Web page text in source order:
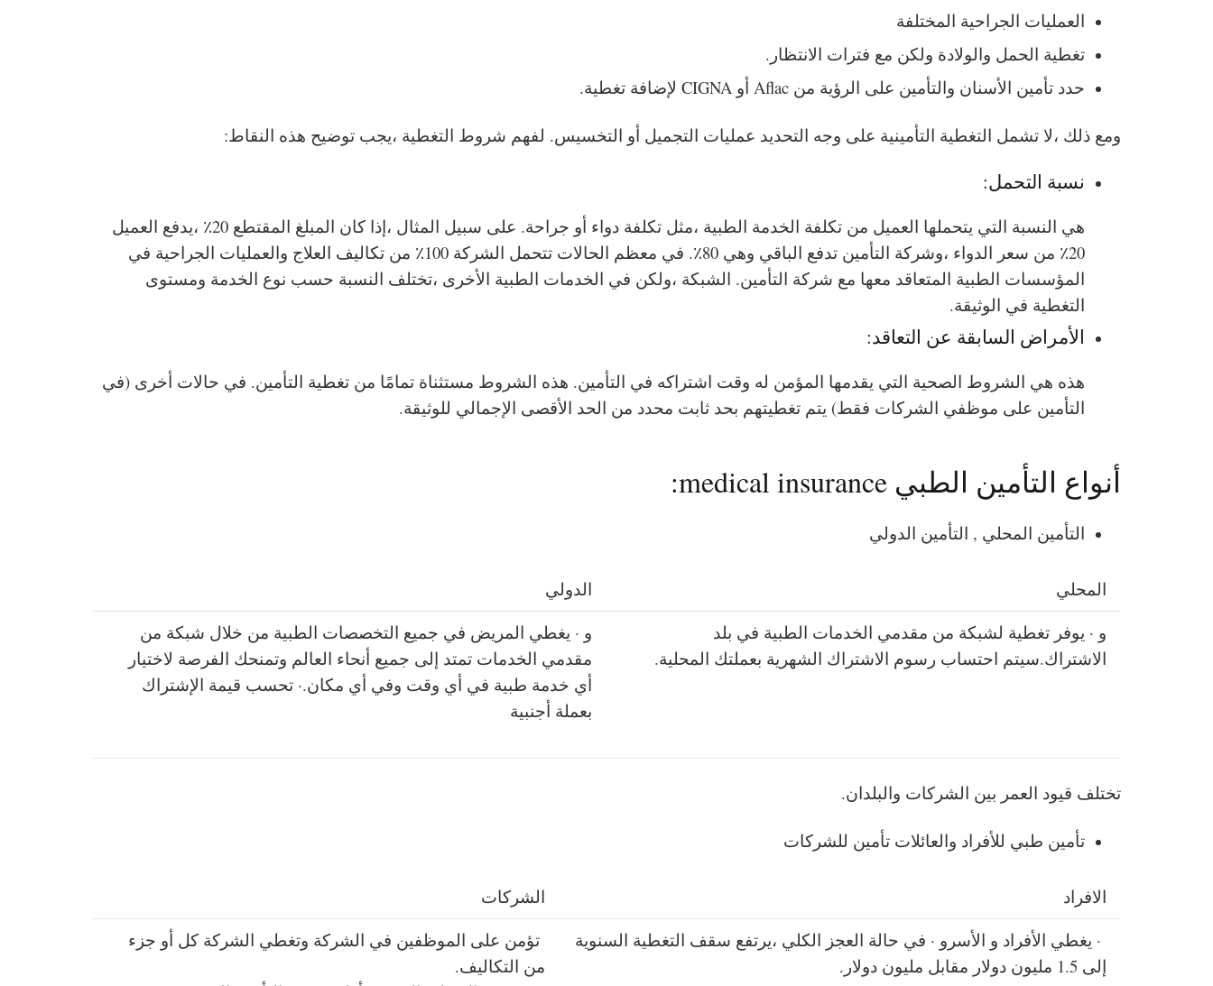
العمليات الجراحية المختلفة
تغطية الحمل والولادة ولكن مع فترات الانتظار.
حدد تأمين الأسنان والتأمين على الرؤية من Aflac أو CIGNA لإضافة تغطية.
ومع ذلك ،لا تشمل التغطية التأمينية على وجه التحديد عمليات التجميل أو التخسيس. لفهم شروط التغطية ،يجب توضيح هذه النقاط:
نسبة التحمل:
هي النسبة التي يتحملها العميل من تكلفة الخدمة الطبية ،مثل تكلفة دواء أو جراحة. على سبيل المثال ،إذا كان المبلغ المقتطع 20٪ ،يدفع العميل
20٪ من سعر الدواء ،وشركة التأمين تدفع الباقي وهي 80٪. في معظم الحالات تتحمل الشركة 100٪ من تكاليف العلاج والعمليات الجراحية في
المؤسسات الطبية المتعاقد معها مع شركة التأمين. الشبكة ،ولكن في الخدمات الطبية الأخرى ،تختلف النسبة حسب نوع الخدمة ومستوى
التغطية في الوثيقة.
الأمراض السابقة عن التعاقد:
هذه هي الشروط الصحية التي يقدمها المؤمن له وقت اشتراكه في التأمين. هذه الشروط مستثناة تمامًا من تغطية التأمين. في حالات أخرى (في
التأمين على موظفي الشركات فقط) يتم تغطيتهم بحد ثابت محدد من الحد الأقصى الإجمالي للوثيقة.
أنواع التأمين الطبي medical insurance:
التأمين المحلي , التأمين الدولي
المحلي
الدولي
و · يوفر تغطية لشبكة من مقدمي الخدمات الطبية في بلد
الاشتراك.سيتم احتساب رسوم الاشتراك الشهرية بعملتك المحلية.
و · يغطي المريض في جميع التخصصات الطبية من خلال شبكة من
مقدمي الخدمات تمتد إلى جميع أنحاء العالم وتمنحك الفرصة لاختيار
أي خدمة طبية في أي وقت وفي أي مكان.· تحسب قيمة الإشتراك
بعملة أجنبية
تختلف قيود العمر بين الشركات والبلدان.
تأمين طبي للأفراد والعائلات تأمين للشركات
الافراد
الشركات
· يغطي الأفراد و الأسر و · في حالة العجز الكلي ،يرتفع سقف التغطية السنوية
إلى 1.5 مليون دولار مقابل مليون دولار.
تؤمن على الموظفين في الشركة وتغطي الشركة كل أو جزء
من التكاليف.